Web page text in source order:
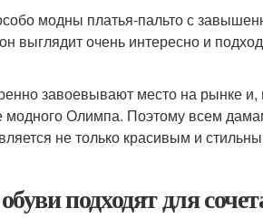
модны платья-пальто с
выглядит очень интересно и
завоевывают место на рынке
модного Олимпа. Поэтому всем
не только красивым и
подходят для